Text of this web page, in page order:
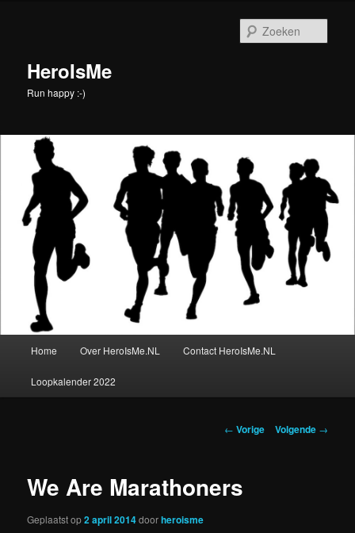
inhoudHeroIsMe
Run happy :-)
Home Over HeroIsMe.NL Contact HeroIsMe.NL
Loopkalender 2022
Berichtnavigatie
← Vorige Volgende →
We Are Marathoners
Geplaatst op2 april 2014doorheroisme